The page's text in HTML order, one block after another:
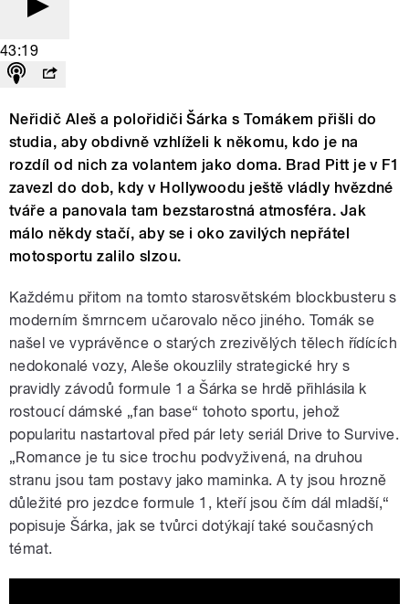
43:19
Neřidič Aleš a polořidiči Šárka s Tomákem přišli do
studia, aby obdivně vzhlíželi k někomu, kdo je na
rozdíl od nich za volantem jako doma. Brad Pitt je v F1
zavezl do dob, kdy v Hollywoodu ještě vládly hvězdné
tváře a panovala tam bezstarostná atmosféra. Jak
málo někdy stačí, aby se i oko zavilých nepřátel
motosportu zalilo slzou.
Každému přitom na tomto starosvětském blockbusteru s
moderním šmrncem učarovalo něco jiného. Tomák se
našel ve vyprávěnce o starých zrezivělých tělech řídících
nedokonalé vozy, Aleše okouzlily strategické hry s
pravidly závodů formule 1 a Šárka se hrdě přihlásila k
rostoucí dámské „fan base“ tohoto sportu, jehož
popularitu nastartoval před pár lety seriál Drive to Survive.
„Romance je tu sice trochu podvyživená, na druhou
stranu jsou tam postavy jako maminka. A ty jsou hrozně
důležité pro jezdce formule 1, kteří jsou čím dál mladší,“
popisuje Šárka, jak se tvůrci dotýkají také současných
témat.